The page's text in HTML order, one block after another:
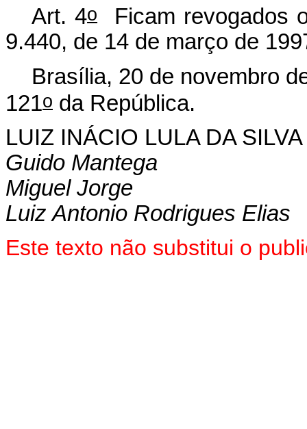
Art. 4o
Ficam revogados
9.440, de 14 de março de
Brasília, 20 de novembro
121o da República.
LUIZ INÁCIO LULA DA SILVA
Guido Mantega
Miguel Jorge
Luiz Antonio Rodrigues Elias
Este texto não substitui o